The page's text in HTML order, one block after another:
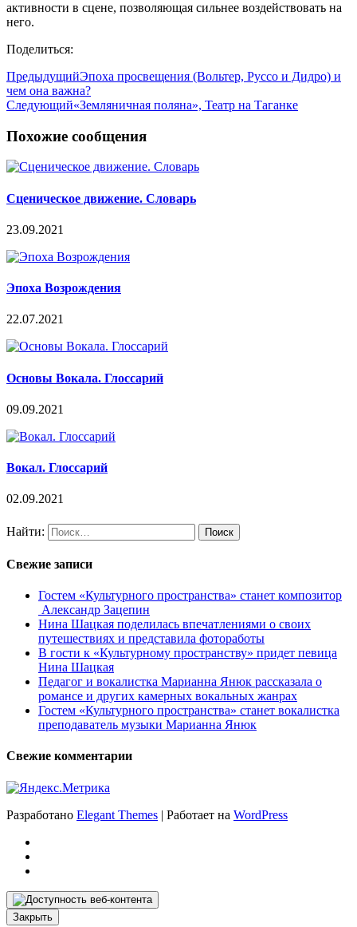
активности в сцене, позволяющая сильнее воздействовать на
него.
Поделиться:
ПредыдущийЭпоха просвещения (Вольтер, Руссо и Дидро) и
чем она важна?
Следующий«Земляничная поляна», Театр на Таганке
Похожие сообщения
Сценическое движение. Словарь
23.09.2021
Эпоха Возрождения
22.07.2021
Основы Вокала. Глоссарий
09.09.2021
Вокал. Глоссарий
02.09.2021
Найти:
Свежие записи
Гостем «Культурного пространства» станет композитор
Александр Зацепин
Нина Шацкая поделилась впечатлениями о своих
путешествиях и представила фотоработы
В гости к «Культурному пространству» придет певица
Нина Шацкая
Педагог и вокалистка Марианна Янюк рассказала о
романсе и других камерных вокальных жанрах
Гостем «Культурного пространства» станет вокалистка
преподаватель музыки Марианна Янюк
Свежие комментарии
Разработано Elegant Themes | Работает на WordPress
Закрыть